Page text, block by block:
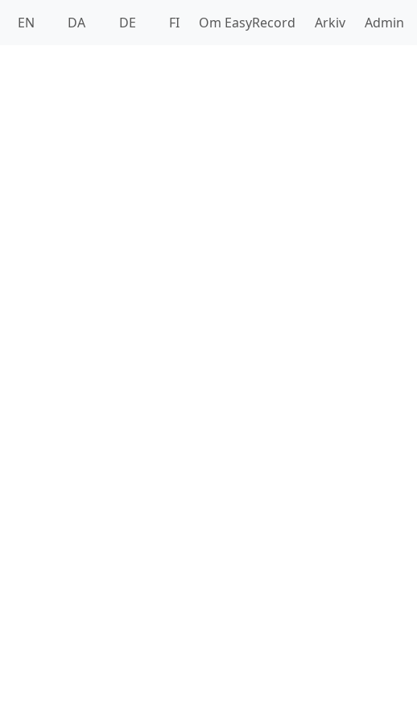
EN DA DE FI Om EasyRecord Arkiv Admin